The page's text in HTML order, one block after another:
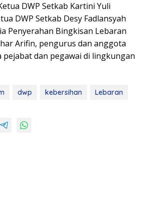
DWP Setkab Kartini Yuli
DWP Setkab Desy Fadlansyah
Penyerahan Bingkisan Lebaran
Arifin, pengurus dan anggota
pejabat dan pegawai di lingkungan
dwp kebersihan Lebaran